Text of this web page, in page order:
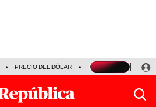
PRECIO DEL DÓLAR KEIKO FUJIMORI